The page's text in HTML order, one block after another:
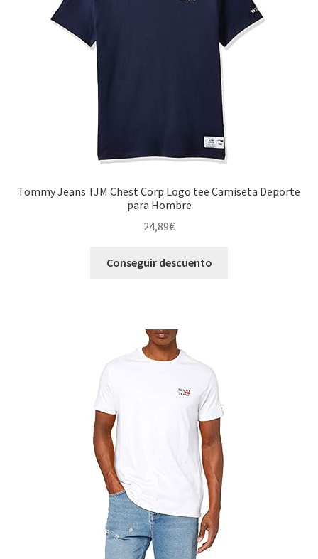
Tommy Jeans TJM Chest Corp Logo tee Camiseta Deporte
para Hombre
24,89€
Conseguir descuento